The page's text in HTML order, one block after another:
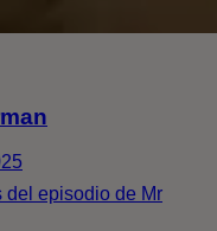
del episodio de Mr